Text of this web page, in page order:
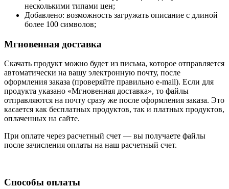
несколькими типами цен;
Добавлено: возможность загружать описание с длиной
более 100 символов;
Мгновенная доставка
Скачать продукт можно будет из письма, которое отправляется
автоматически на вашу электронную почту, после
оформления заказа (проверяйте правильно e-mail). Если для
продукта указано «Мгновенная доставка», то файлы
отправляются на почту сразу же после оформления заказа. Это
касается как бесплатных продуктов, так и платных продуктов,
оплаченных на сайте.
При оплате через расчетный счет — вы получаете файлы
после зачисления оплаты на наш расчетный счет.
Способы оплаты